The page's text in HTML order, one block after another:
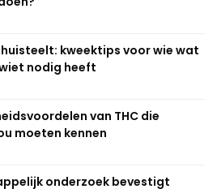
kweektips voor wie wat
nodig heeft
van THC die
moeten kennen
onderzoek bevestigt